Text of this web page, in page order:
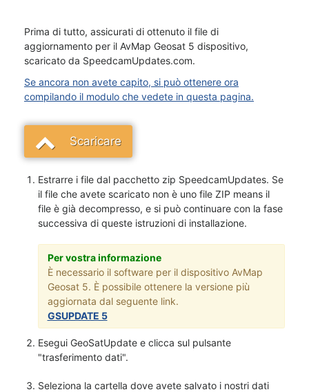
Prima di tutto, assicurati di ottenuto il file di
aggiornamento per il AvMap Geosat 5 dispositivo,
scaricato da SpeedcamUpdates.com.
Se ancora non avete capito, si può ottenere ora
compilando il modulo che vedete in questa pagina.
Scaricare
Estrarre i file dal pacchetto zip SpeedcamUpdates. Se
il file che avete scaricato non è uno file ZIP means il
file è già decompresso, e si può continuare con la fase
successiva di queste istruzioni di installazione.
Per vostra informazione
È necessario il software per il dispositivo AvMap
Geosat 5. È possibile ottenere la versione più
aggiornata dal seguente link.
GSUPDATE 5
Esegui GeoSatUpdate e clicca sul pulsante
"trasferimento dati".
Seleziona la cartella dove avete salvato i nostri dati